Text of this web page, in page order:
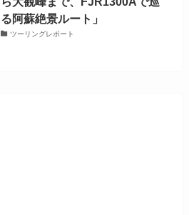
る阿蘇絶景ルート」
ツーリングレポート